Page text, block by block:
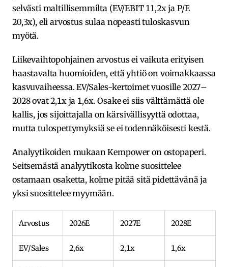
selvästi maltillisemmilta (EV/EBIT 11,2x ja P/E
20,3x), eli arvostus sulaa nopeasti tuloskasvun
myötä.
Liikevaihtopohjainen arvostus ei vaikuta erityisen
haastavalta huomioiden, että yhtiö on voimakkaassa
kasvuvaiheessa. EV/Sales-kertoimet vuosille 2027–
2028 ovat 2,1x ja 1,6x. Osake ei siis välttämättä ole
kallis, jos sijoittajalla on kärsivällisyyttä odottaa,
mutta tulospettymyksiä se ei todennäköisesti kestä.
Analyytikoiden mukaan Kempower on ostopaperi.
Seitsemästä analyytikosta kolme suosittelee
ostamaan osaketta, kolme pitää sitä pidettävänä ja
yksi suosittelee myymään.
Arvostus 2026E 2027E 2028E
EV/Sales 2,6x 2,1x 1,6x